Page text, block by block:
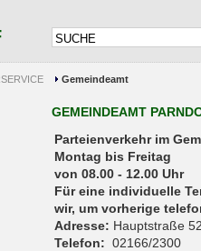
Gemeindeamt
GEMEINDEAMT
Parteienverkehr
Montag bis Freitag
von 08.00 - 12.00 Uhr
Für eine individuelle
wir, um vorherige
Adresse: Hauptstraße
Telefon: 02166/2300